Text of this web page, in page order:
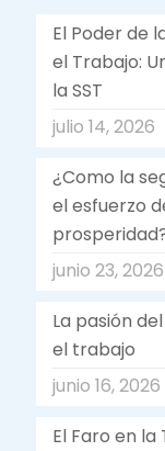
El Poder de
el Trabajo:
la SST
julio 14, 2026
¿Como la
el esfuerzo
junio 23, 2026
La pasión
el trabajo
junio 16, 2026
El Faro en